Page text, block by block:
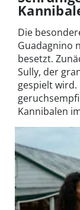
Die
Guadagnino
besetzt.
Sully, der
gespielt wird.
Kannibalen